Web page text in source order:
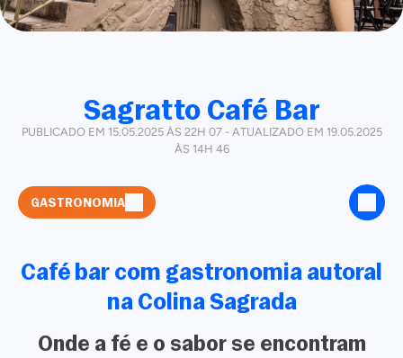
Sagratto Café Bar
PUBLICADO EM 15.05.2025 ÀS 22H 07 - ATUALIZADO EM 19.05.2025
ÀS 14H 46
GASTRONOMIA
Café bar com gastronomia autoral
na Colina Sagrada
Onde a fé e o sabor se encontram